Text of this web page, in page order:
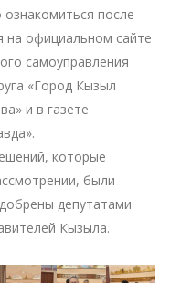
после
на официальном сайте
самоуправления
«Город Кызыл
и в газете
которые
были
депутатами
Кызыла.